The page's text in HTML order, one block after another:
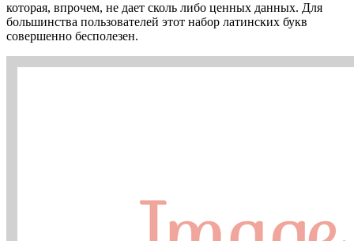
которая, впрочем, не дает сколь либо ценных данных. Для
большинства пользователей этот набор латинских букв
совершенно бесполезен.